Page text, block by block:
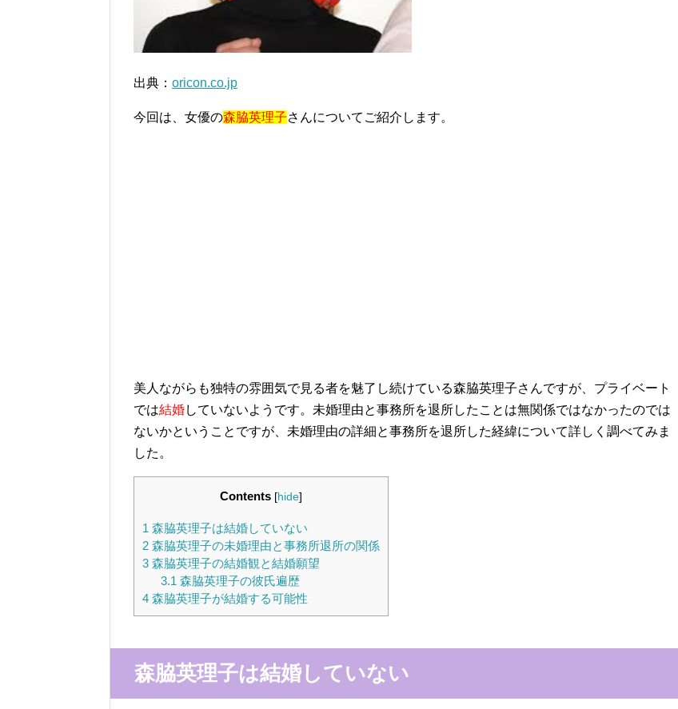
出典： oricon.co.jp
今回は、女優の森脇英理子さんについてご紹介します。
美人ながらも独特の雰囲気で見る者を魅了し続けている森脇英理子さんですが、プライベート
では結婚していないようです。未婚理由と事務所を退所したことは無関係ではなかったのでは
ないかということですが、未婚理由の詳細と事務所を退所した経緯について詳しく調べてみま
した。
Contents [hide]
1 森脇英理子は結婚していない
2 森脇英理子の未婚理由と事務所退所の関係
3 森脇英理子の結婚観と結婚願望
3.1 森脇英理子の彼氏遍歴
4 森脇英理子が結婚する可能性
森脇英理子は結婚していない